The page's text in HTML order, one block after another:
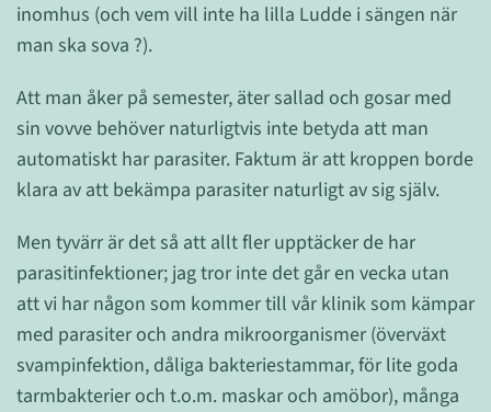
inomhus (och vem vill inte ha lilla Ludde i sängen när
man ska sova ?).
Att man åker på semester, äter sallad och gosar med
sin vovve behöver naturligtvis inte betyda att man
automatiskt har parasiter. Faktum är att kroppen borde
klara av att bekämpa parasiter naturligt av sig själv.
Men tyvärr är det så att allt fler upptäcker de har
parasitinfektioner; jag tror inte det går en vecka utan
att vi har någon som kommer till vår klinik som kämpar
med parasiter och andra mikroorganismer (överväxt
svampinfektion, dåliga bakteriestammar, för lite goda
tarmbakterier och t.o.m. maskar och amöbor), många